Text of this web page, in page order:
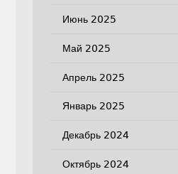
Июнь 2025
Май 2025
Апрель 2025
Январь 2025
Декабрь 2024
Октябрь 2024